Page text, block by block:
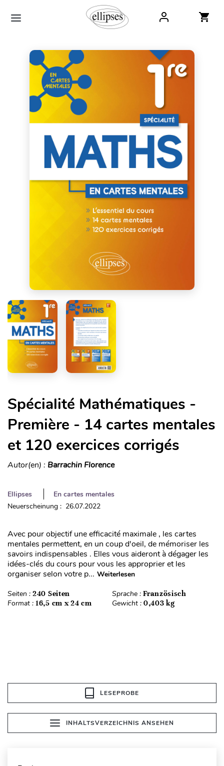
Spécialité Mathématiques -
Première - 14 cartes mentales
et 120 exercices corrigés
Autor(en) : Barrachin Florence
Ellipses
En cartes mentales
Neuerscheinung : 26.07.2022
Avec pour objectif une efficacité maximale , les cartes
mentales permettent, en un coup d'oeil, de mémoriser les
savoirs indispensables . Elles vous aideront à dégager les
idées-clés du cours pour vous les approprier et les
organiser selon votre p... Weiterlesen
Seiten : 240 Seiten Sprache : Französisch
Format : 16,5 cm x 24 cm Gewicht : 0,403 kg
LESEPROBE
INHALTSVERZEICHNIS ANSEHEN